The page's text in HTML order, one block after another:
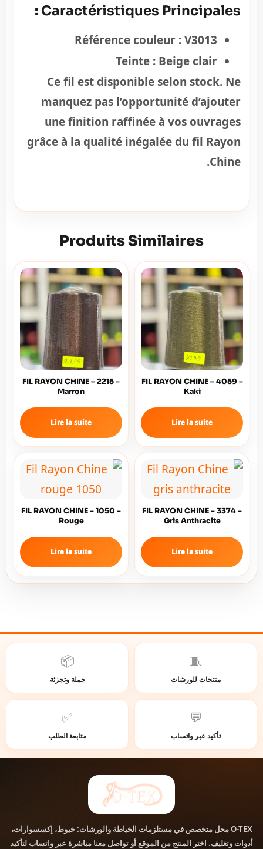
Caractéristiques Principales :
Référence couleur :V3013
Teinte : Beige clair
Ce fil est disponible selon stock. Ne
manquez pas l’opportunité d’ajouter
une finition raffinée à vos ouvrages
grâce à la qualité inégalée du fil Rayon
Chine.
Produits Similaires
FIL RAYON CHINE – 4059 –
Kaki
Lire la suite
FIL RAYON CHINE – 2215 –
Marron
Lire la suite
FIL RAYON CHINE – 3374 –
Gris Anthracite
Lire la suite
FIL RAYON CHINE – 1050 –
Rouge
Lire la suite
🧵
منتجات للورشات
📦
جملة وتجزئة
💬
تأكيد عبر واتساب
✅
متابعة الطلب
O-TEXمحل متخصص في مستلزمات الخياطة والورشات: خيوط، إكسسوارات،
أدوات وتغليف. اختر المنتج من الموقع أو تواصل معنا مباشرة عبر واتساب لتأكيد